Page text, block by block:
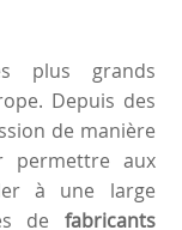
plus grands
Depuis des
de manière
permettre aux
à une large
de fabricants